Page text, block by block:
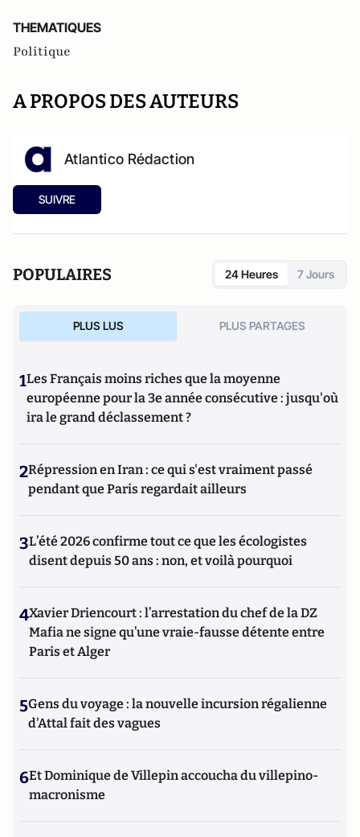
THEMATIQUES
Politique
A PROPOS DES AUTEURS
Atlantico Rédaction
SUIVRE
POPULAIRES 24 Heures 7 Jours
PLUS LUS PLUS PARTAGES
1Les Français moins riches que la moyenne
européenne pour la 3e année consécutive : jusqu'où
ira le grand déclassement ?
2Répression en Iran : ce qui s'est vraiment passé
pendant que Paris regardait ailleurs
3L’été 2026 confirme tout ce que les écologistes
disent depuis 50 ans : non, et voilà pourquoi
4Xavier Driencourt : l’arrestation du chef de la DZ
Mafia ne signe qu’une vraie-fausse détente entre
Paris et Alger
5Gens du voyage : la nouvelle incursion régalienne
d'Attal fait des vagues
6Et Dominique de Villepin accoucha du villepino-
macronisme